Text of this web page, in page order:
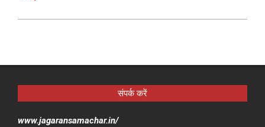
संपर्क करें
www.jagaransamachar.in/